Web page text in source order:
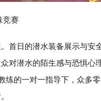
竞赛
首日的潜水装备展示与安
对潜水的陌生感与恐惧心
练的一对一指导下，众多